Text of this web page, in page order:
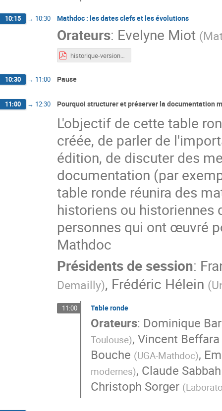
10:15 → 10:30 Mathdoc : les dates clefs et les évolutions
Orateurs: Evelyne Miot (
historique-versioncourte_.pdf
10:30 → 11:00 Pause
11:00 → 12:30 Pourquoi structurer et préserver la documentation
L'objectif de cette table
créée, de parler de
édition, de discuter des
documentation (par
table ronde réunira des
historiens ou
personnes qui ont œuvré
Mathdoc
Présidents de session:
Demailly), Frédéric Hélein (
11:00 Table ronde
Orateurs: Dominique
Toulouse),Vincent Beffara
Bouche (UGA-Mathdoc),
modernes), Claude Sabbah
Christoph Sorger (